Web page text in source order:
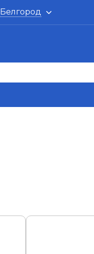
Белгород